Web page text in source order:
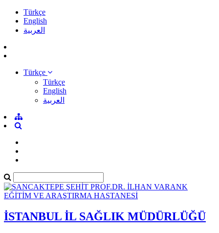
Türkçe
English
العربية
Türkçe
Türkçe
English
العربية
İSTANBUL İL SAĞLIK MÜDÜRLÜĞÜ